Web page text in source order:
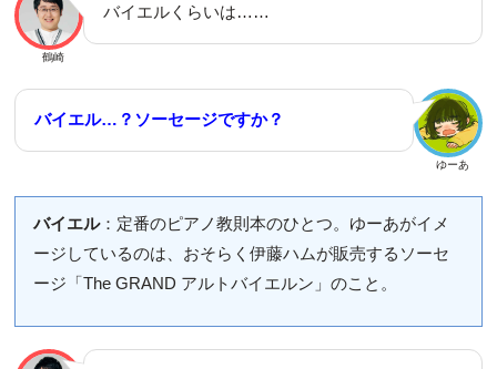
鶴崎
バイエルくらいは……
ゆーあ
バイエル…？ソーセージですか？
バイエル：定番のピアノ教則本のひとつ。ゆーあがイメ
ージしているのは、おそらく伊藤ハムが販売するソーセ
ージ「The GRAND アルトバイエルン」のこと。